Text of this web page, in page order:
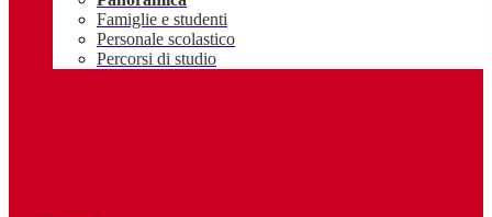
Famiglie e studenti
Personale scolastico
Percorsi di studio